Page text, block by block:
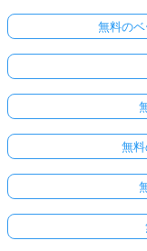
無料の
無